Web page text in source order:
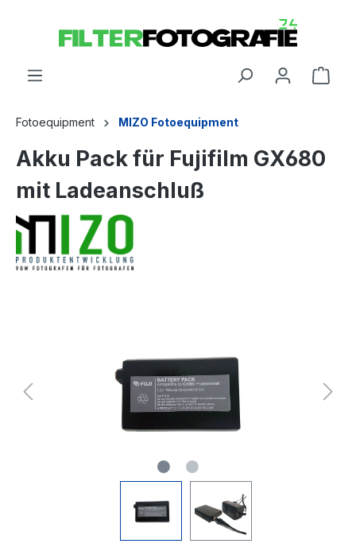
Fotoequipment MIZO Fotoequipment
Akku Pack für Fujifilm GX680
mit Ladeanschluß